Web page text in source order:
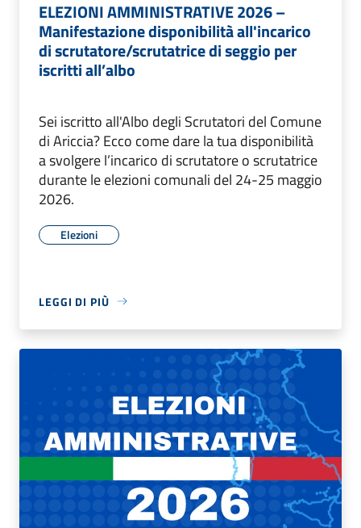
ELEZIONI AMMINISTRATIVE 2026 –
Manifestazione disponibilità all'incarico
di scrutatore/scrutatrice di seggio per
iscritti all’albo
Sei iscritto all'Albo degli Scrutatori del Comune
di Ariccia? Ecco come dare la tua disponibilità
a svolgere l’incarico di scrutatore o scrutatrice
durante le elezioni comunali del 24-25 maggio
2026.
Elezioni
LEGGI DI PIÙ